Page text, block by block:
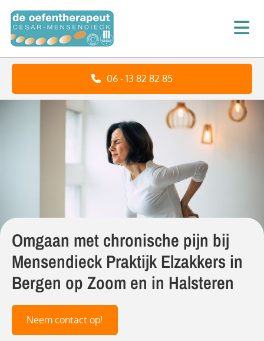
06 - 13 82 82 85
Omgaan met chronische pijn bij
Mensendieck Praktijk Elzakkers in
Bergen op Zoom en in Halsteren
Neem contact op!